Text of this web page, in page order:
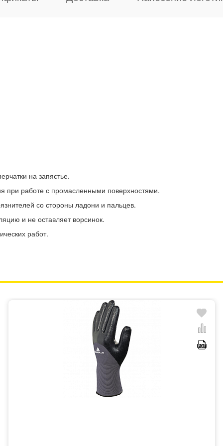
на запястье.
при работе с промасленными поверхностями.
со стороны ладони и пальцев.
и не оставляет ворсинок.
работ.